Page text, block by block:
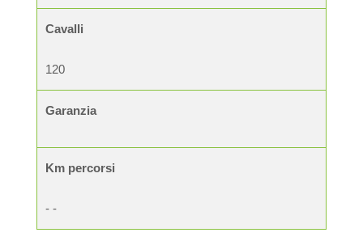
Cavalli
120
Garanzia
Km percorsi
- -